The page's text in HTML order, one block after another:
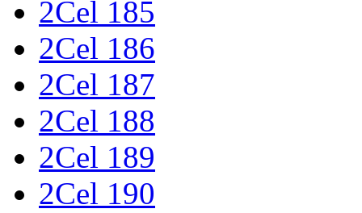
2Cel 185
2Cel 186
2Cel 187
2Cel 188
2Cel 189
2Cel 190